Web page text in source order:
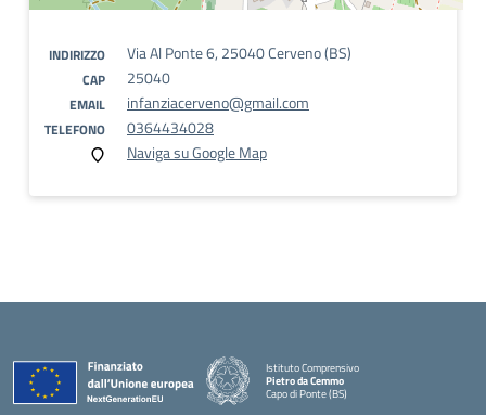
INDIRIZZO Via Al Ponte 6, 25040 Cerveno (BS)
CAP 25040
EMAIL infanziacerveno@gmail.com
TELEFONO
0364434028
Naviga su Google Map
Istituto Comprensivo
Pietro da Cemmo
Capo di Ponte (BS)
— Visita la pagina iniziale della scuola